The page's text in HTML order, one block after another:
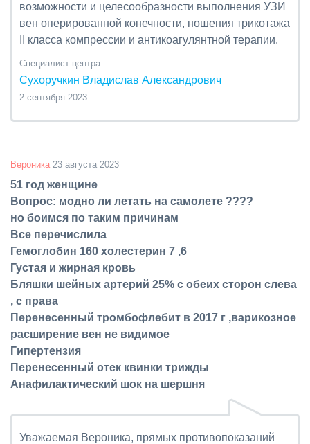
возможности и целесообразности выполнения УЗИ
вен оперированной конечности, ношения трикотажа
II класса компрессии и антикоагулянтной терапии.
Специалист центра
Сухоручкин Владислав Александрович
2 сентября 2023
Вероника 23 августа 2023
51 год женщине
Вопрос: модно ли летать на самолете ????
но боимся по таким причинам
Все перечислила
Гемоглобин 160 холестерин 7 ,6
Густая и жирная кровь
Бляшки шейных артерий 25% с обеих сторон слева
, с права
Перенесенный тромбофлебит в 2017 г ,варикозное
расширение вен не видимое
Гипертензия
Перенесенный отек квинки трижды
Анафилактический шок на шершня
Уважаемая Вероника, прямых противопоказаний